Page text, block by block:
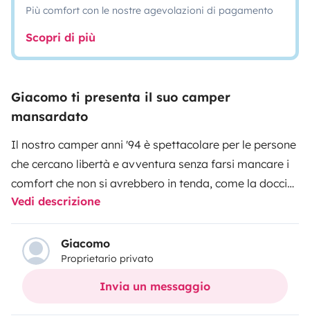
Più comfort con le nostre agevolazioni di pagamento
Scopri di più
Giacomo ti presenta il suo camper
mansardato
Il nostro camper anni '94 è spettacolare per le persone
che cercano libertà e avventura senza farsi mancare i
comfort che non si avrebbero in tenda, come la doccia
calda, un tavolo dove gustarsi la cena preparata nella
piccola casa con le ruote, e dei posti letto comodi. È un
camper bello e davvero facile da gestire, perché ha
pochi fronzoli, con i proprietari che offrono
un'assistenza impeccabile: nonostante sia
Vedi descrizione
Giacomo
Proprietario privato
Invia un messaggio